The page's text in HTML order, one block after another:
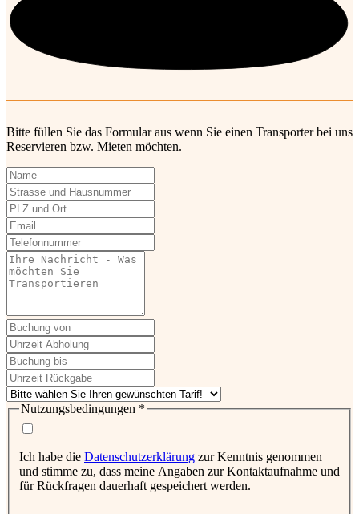
Bitte füllen Sie das Formular aus wenn Sie einen Transporter bei uns
Reservieren bzw. Mieten möchten.
Nutzungsbedingungen *
Ich habe die Datenschutzerklärung zur Kenntnis genommen
und stimme zu, dass meine Angaben zur Kontaktaufnahme und
für Rückfragen dauerhaft gespeichert werden.